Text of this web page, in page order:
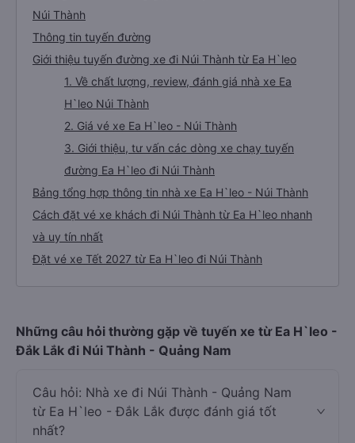
Núi Thành
Thông tin tuyến đường
Giới thiệu tuyến đường xe đi Núi Thành từ Ea H`leo
1. Về chất lượng, review, đánh giá nhà xe Ea
H`leo Núi Thành
2. Giá vé xe Ea H`leo - Núi Thành
3. Giới thiệu, tư vấn các dòng xe chạy tuyến
đường Ea H`leo đi Núi Thành
Bảng tổng hợp thông tin nhà xe Ea H`leo - Núi Thành
Cách đặt vé xe khách đi Núi Thành từ Ea H`leo nhanh
và uy tín nhất
Đặt vé xe Tết 2027 từ Ea H`leo đi Núi Thành
Những câu hỏi thường gặp về tuyến xe từ Ea H`leo -
Đắk Lắk đi Núi Thành - Quảng Nam
Câu hỏi: Nhà xe đi Núi Thành - Quảng Nam
từ Ea H`leo - Đắk Lắk được đánh giá tốt
nhất?